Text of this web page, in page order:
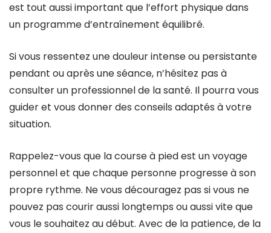
est tout aussi important que l’effort physique dans
un programme d’entraînement équilibré.
Si vous ressentez une douleur intense ou persistante
pendant ou après une séance, n’hésitez pas à
consulter un professionnel de la santé. Il pourra vous
guider et vous donner des conseils adaptés à votre
situation.
Rappelez-vous que la course à pied est un voyage
personnel et que chaque personne progresse à son
propre rythme. Ne vous découragez pas si vous ne
pouvez pas courir aussi longtemps ou aussi vite que
vous le souhaitez au début. Avec de la patience, de la